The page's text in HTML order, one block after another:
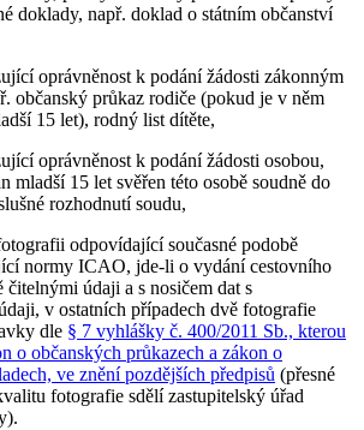
doklady, např. doklad o státním občanství
oprávněnost k podání žádosti zákonným
občanský průkaz rodiče (pokud je v něm
15 let), rodný list dítěte,
oprávněnost k podání žádosti osobou,
mladší 15 let svěřen této osobě soudně do
rozhodnutí soudu,
odpovídající současné podobě
normy ICAO, jde-li o vydání cestovního
čitelnými údaji a s nosičem dat s
v ostatních případech dvě fotografie
dle § 7 vyhlášky č. 400/2011 Sb., kterou
o občanských průkazech a zákon o
ve znění pozdějších předpisů (přesné
fotografie sdělí zastupitelský úřad